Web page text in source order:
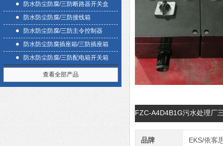
防水防尘防腐/三防断路器开关盒
防水防尘防腐/三防接线箱
防水防尘防腐/三防主令控制器
防水防尘防腐插座箱/三防插座箱
防水防尘防腐/三防配电箱开关箱
查看全部产品
FZC-A4D4B1G污水处理厂
品牌 EKS/依客